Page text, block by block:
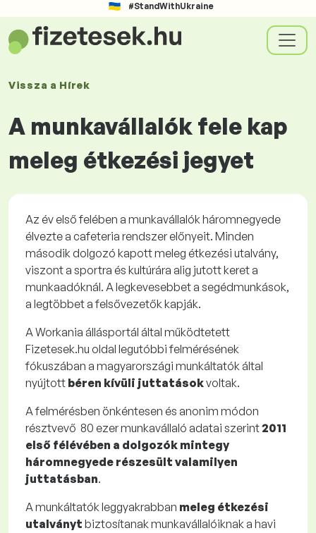
#StandWithUkraine
Vissza a Hírek
A munkavállalók fele kap
meleg étkezési jegyet
Az év első felében a munkavállalók háromnegyede
élvezte a cafeteria rendszer előnyeit. Minden
második dolgozó kapott meleg étkezési utalvány,
viszont a sportra és kultúrára alig jutott keret a
munkaadóknál. A legkevesebbet a segédmunkások,
a legtöbbet a felsővezetők kapják.
A Workania állásportál által működtetett
Fizetesek.hu oldal legutóbbi felmérésének
fókuszában a magyarországi munkáltatók által
nyújtott béren kívüli juttatásokvoltak.
A felmérésben önkéntesen és anonim módon
résztvevő 80 ezer munkavállaló adatai szerint2011
első félévében a dolgozók mintegy
háromnegyede részesült valamilyen
juttatásban.
A munkáltatók leggyakrabban meleg étkezési
utalványt biztosítanak munkavállalóiknak a havi